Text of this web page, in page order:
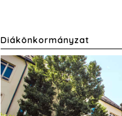
Diákönkormányzat